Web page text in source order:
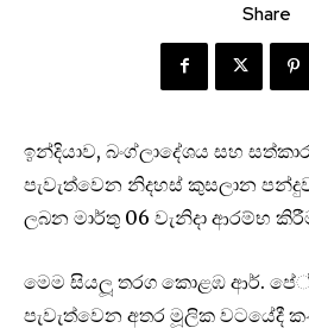
Share
ඉන්දියාව, බංග්ලාදේශය සහ
පැවැත්වෙන නිදහස් කුසලාන
ලබන මාර්තු 06 වැනිදා ආරම්භ
මෙම සියලූ තරග කොළඹ ආර්.
පැවැත්වෙන අතර මූලික වටයේදී